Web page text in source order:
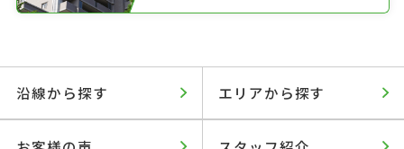
沿線から探す エリアから探す